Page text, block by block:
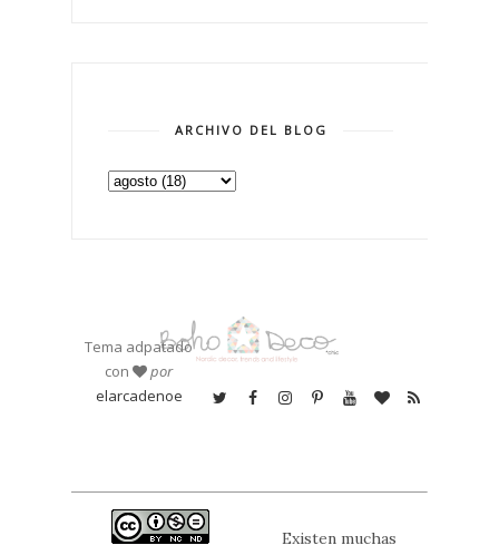
ARCHIVO DEL BLOG
Tema adpatado
con
por
elarcadenoe
Existen muchas